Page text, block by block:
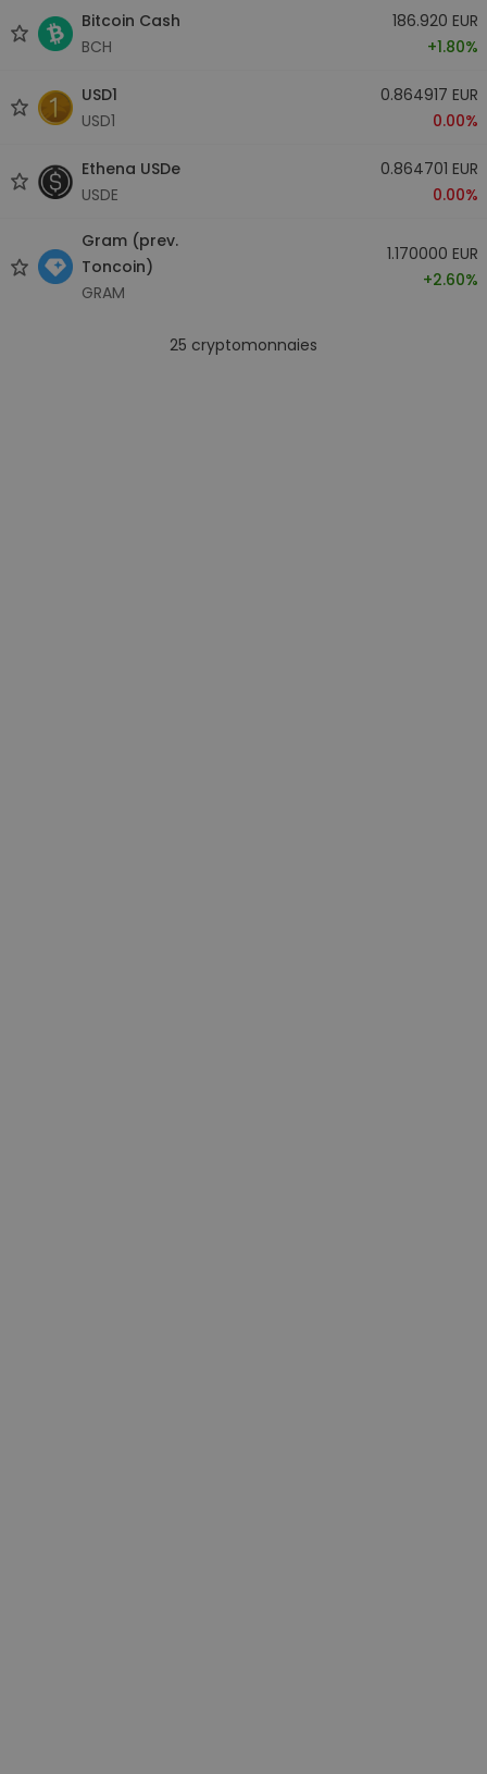
Bitcoin Cash
BCH
186.920 EUR
+1.80%
USD1
USD1
0.864917 EUR
0.00%
Ethena USDe
USDE
0.864701 EUR
0.00%
Gram (prev.
Toncoin)
GRAM
1.170000 EUR
+2.60%
25 cryptomonnaies